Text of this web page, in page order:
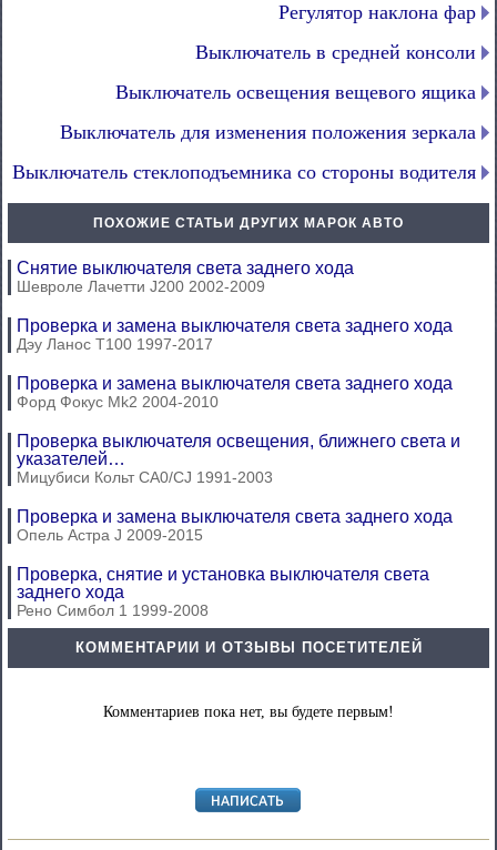
Регулятор наклона фар
Выключатель в средней консоли
Выключатель освещения вещевого ящика
Выключатель для изменения положения зеркала
Выключатель стеклоподъемника со стороны водителя
ПОХОЖИЕ СТАТЬИ ДРУГИХ МАРОК АВТО
Снятие выключателя света заднего хода
Шевроле Лачетти J200 2002-2009
Проверка и замена выключателя света заднего хода
Дэу Ланос Т100 1997-2017
Проверка и замена выключателя света заднего хода
Форд Фокус Mk2 2004-2010
Проверка выключателя освещения, ближнего света и
указателей…
Мицубиси Кольт СА0/CJ 1991-2003
Проверка и замена выключателя света заднего хода
Опель Астра J 2009-2015
Проверка, снятие и установка выключателя света
заднего хода
Рено Симбол 1 1999-2008
КОММЕНТАРИИ И ОТЗЫВЫ ПОСЕТИТЕЛЕЙ
Комментариев пока нет, вы будете первым!